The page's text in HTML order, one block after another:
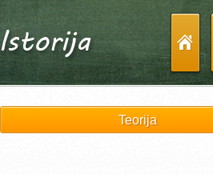
Teorija